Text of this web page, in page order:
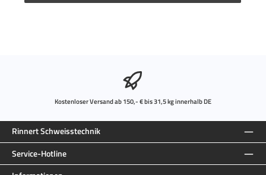
Kostenloser Versand ab 150,- € bis 31,5 kg innerhalb DE
Rinnert Schweisstechnik
Service-Hotline